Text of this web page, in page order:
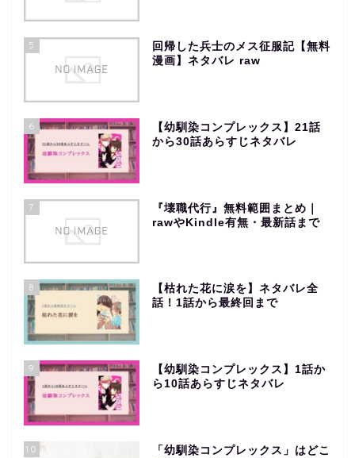
5
回帰した兵士のメス征服記【無料
漫画】ネタバレ raw
6
【幼馴染コンプレックス】21話
から30話あらすじネタバレ
7
『壊職代行』無料範囲まとめ｜
rawやKindle有無・最新話まで
8
【枯れた花に涙を】ネタバレ全
話！1話から最終回まで
9
【幼馴染コンプレックス】1話か
ら10話あらすじネタバレ
10
「幼馴染コンプレックス」はどこ